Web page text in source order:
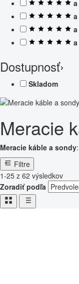
Dostupnosť›
Skladom
Meracie
Meracie káble a sondy
Filtre
1-25 z 62 výsledkov
Zoradiť podľa